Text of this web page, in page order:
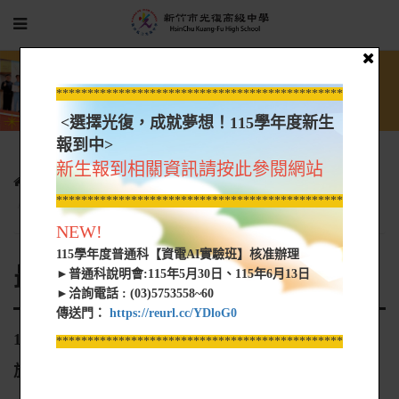
行政單位 圖書館 館務內容
最新消息
113年3月赴日本電子專門學校技能實習國際教育旅行
最新消息
113年3月赴日本電子專門學校技能實習國際教育
旅行
*****************************************************
<選擇光復，成就夢想！115學年度新生
報到中>
新生報到相關資訊請按此參閱網站
*****************************************************
NEW!
115學年度普通科【資電AI實驗班】核准辦理
►普通科說明會:115年5月30日、115年6月13日
►洽詢電話 : (03)5753558~60
傳送門： https://reurl.cc/YDloG0
*****************************************************